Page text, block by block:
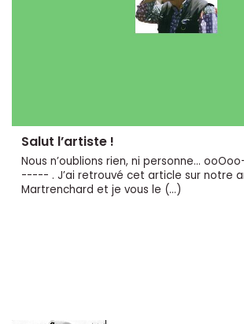
Salut l’artiste !
Nous n’oublions rien, ni personne...
----- . J’ai retrouvé cet article sur notre
Martrenchard et je vous le (…)